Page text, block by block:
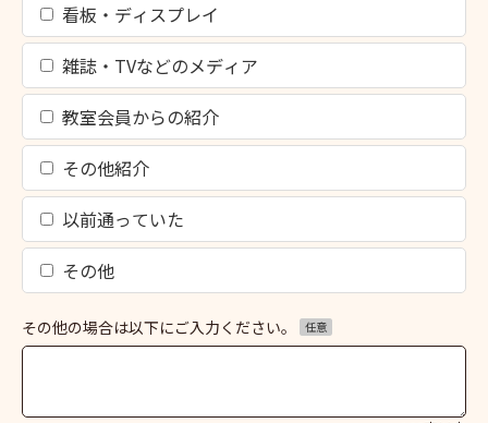
看板・ディスプレイ
雑誌・TVなどのメディア
教室会員からの紹介
その他紹介
以前通っていた
その他
その他の場合は以下にご入力ください。 任意